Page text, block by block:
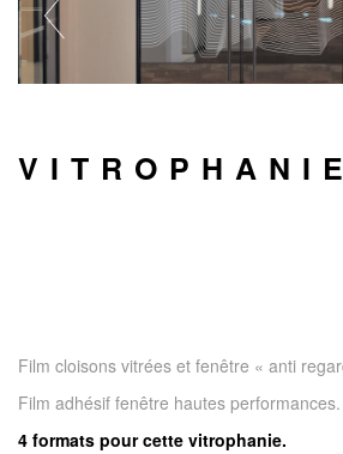
Film cloisons vitrées et fenêtre « anti
Film adhésif fenêtre hautes performances.
4 formats pour cette vitrophanie.